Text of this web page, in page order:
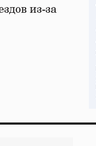
из-за